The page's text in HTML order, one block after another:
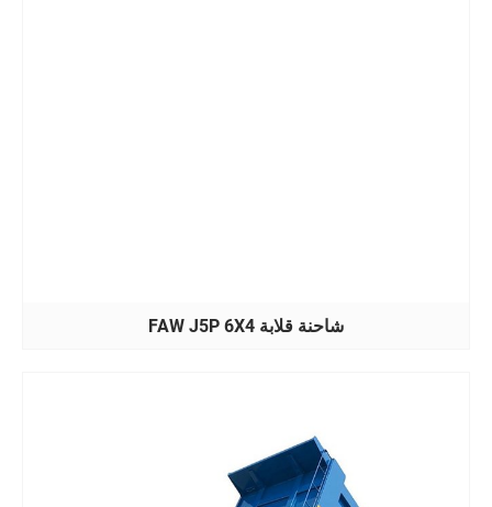
شاحنة قلابة FAW J5P 6X4